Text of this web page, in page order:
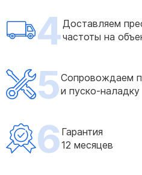
4Доставляем
частоты на
5Сопровождаем
и пуско-наладку
6 Гарантия
12 месяцев